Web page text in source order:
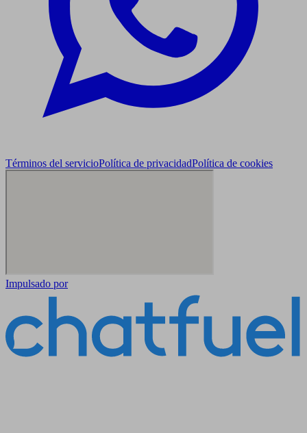
Términos del servicioPolítica de privacidadPolítica de cookies
Impulsado por